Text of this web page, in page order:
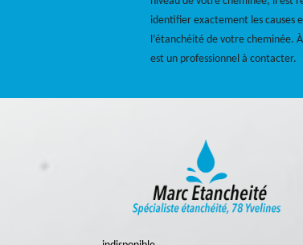
identifier exactement les causes
l’étanchéité de votre cheminée.
est un professionnel à contacter.